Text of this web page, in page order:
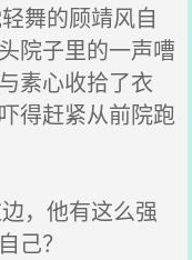
舞的顾靖风自
院子里的一声嘈
素心收拾了衣
得赶紧从前院跑
，他有这么强
己？